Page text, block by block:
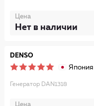
Цена
Нет в наличии
DENSO
Япония
Генератор DAN1318
Цена